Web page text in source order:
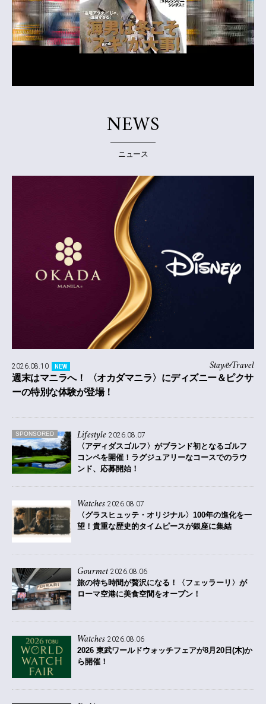
NEWS
ニュース
Stay&Travel
2026.08.10 NEW
週末はマニラへ！ 〈オカダマニラ〉にディズニー＆ピクサ
ーの特別な体験が登場！
SPONSORED Lifestyle 2026.08.07
〈アディダスゴルフ〉がブランド初となるゴルフ
コンペを開催！ ラグジュアリーなコースでのラウ
ンド、応募開始！
Watches 2026.08.07
〈グラスヒュッテ・オリジナル〉100年の進化を一
望！貴重な歴史的タイムピースが銀座に集結
Gourmet 2026.08.06
旅の待ち時間が贅沢になる！〈フェッラーリ〉が
ローマ空港に美食空間をオープン！
Watches 2026.08.06
2026 東武ワールドウォッチフェアが8月20日(木)か
ら開催！